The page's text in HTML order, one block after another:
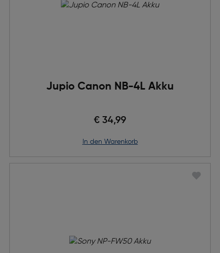
Jupio Canon NB-4L Akku
€ 34,99
in den Warenkorb